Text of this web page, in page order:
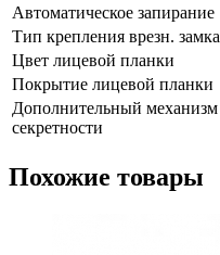
Автоматическое запирание
Тип крепления врезн. замка
Цвет лицевой планки
Покрытие лицевой планки
Дополнительный механизм
секретности
Похожие товары